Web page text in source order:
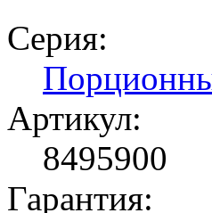
Серия:
Артикул:
8495900
Гарантия: